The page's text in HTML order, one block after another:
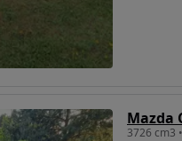
Mazda
3726 cm3